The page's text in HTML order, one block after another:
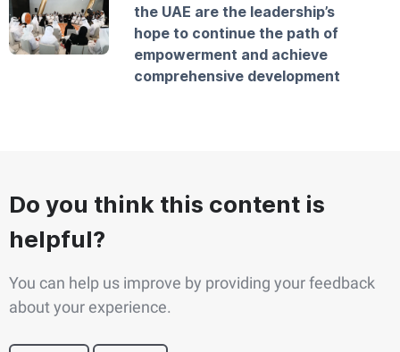
the UAE are the leadership’s
hope to continue the path of
empowerment and achieve
comprehensive development
Do you think this content is
helpful?
You can help us improve by providing your feedback
about your experience.